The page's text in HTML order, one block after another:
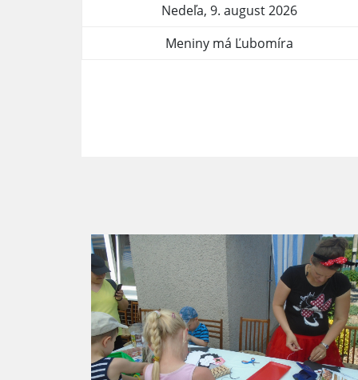
Nedeľa, 9. august 2026
Meniny má Ľubomíra